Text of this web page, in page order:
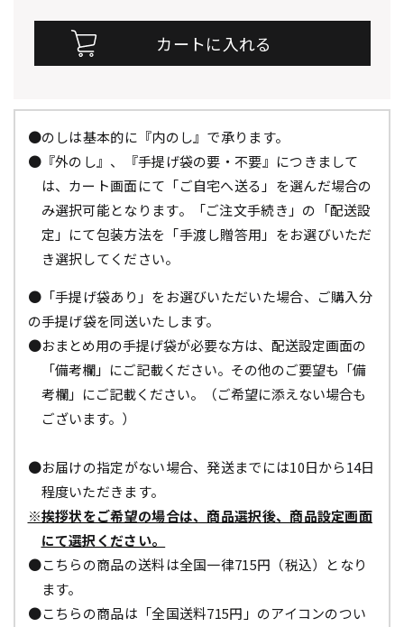
●のしは基本的に『内のし』で承ります。
●『外のし』、『手提げ袋の要・不要』につきまして
は、カート画面にて「ご自宅へ送る」を選んだ場合の
み選択可能となります。「ご注文手続き」の「配送設
定」にて包装方法を「手渡し贈答用」をお選びいただ
き選択してください。
●「手提げ袋あり」をお選びいただいた場合、ご購入分
の手提げ袋を同送いたします。
●おまとめ用の手提げ袋が必要な方は、配送設定画面の
「備考欄」にご記載ください。その他のご要望も「備
考欄」にご記載ください。（ご希望に添えない場合も
ございます。）
●お届けの指定がない場合、発送までには10日から14日
程度いただきます。
※挨拶状をご希望の場合は、商品選択後、商品設定画面
にて選択ください。
●こちらの商品の送料は全国一律715円（税込）となり
ます。
●こちらの商品は「全国送料715円」のアイコンのつい